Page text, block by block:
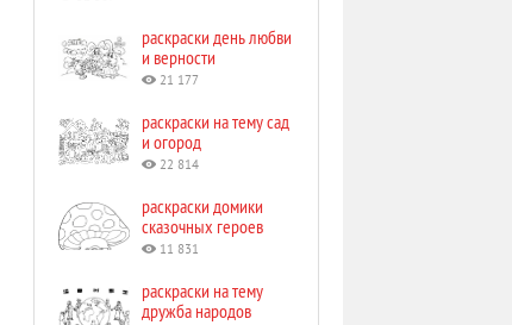
раскраски день любви
и верности
21 177
раскраски на тему сад
и огород
22 814
раскраски домики
сказочных героев
11 831
раскраски на тему
дружба народов